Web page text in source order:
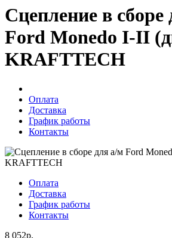
Сцепление в сборе
Ford Monedo I-II
KRAFTTECH
Оплата
Доставка
График работы
Контакты
Оплата
Доставка
График работы
Контакты
8 052р.